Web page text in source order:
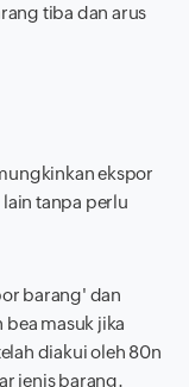
tiba dan arus
ekspor
tanpa perlu
barang' dan
masuk jika
diakui oleh 80n
jenis barang.